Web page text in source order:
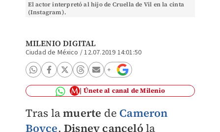
El actor interpretó al hijo de Cruella de Vil en la cinta
(Instagram).
MILENIO DIGITAL
Ciudad de México /12.07.2019 14:01:50
Únete al canal de Milenio
Tras lamuerte de Cameron
Boyce, Disney canceló la